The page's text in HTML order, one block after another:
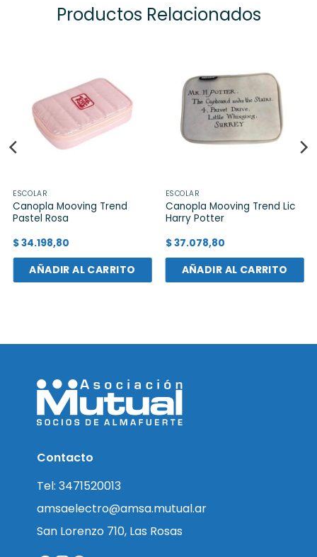
Productos Relacionados
ESCOLAR
Canopla Mooving Trend
Pastel Rosa
$34.198,80
AÑADIR AL CARRITO
ESCOLAR
Canopla Mooving Trend Lic
Harry Potter
$37.078,80
AÑADIR AL CARRITO
Contacto
Tel: 3471520013
amsaelectro@amsa.mutual.ar
San Lorenzo 710, Las Rosas